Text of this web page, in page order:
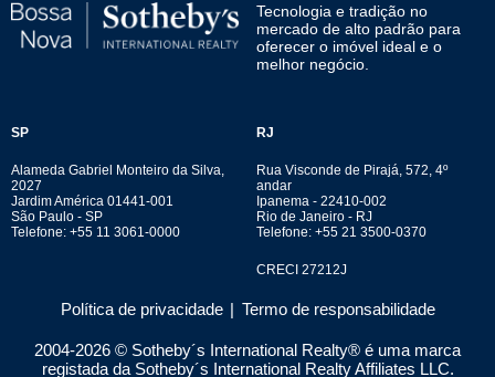
Tecnologia e tradição no
mercado de alto padrão para
oferecer o imóvel ideal e o
melhor negócio.
SP
Alameda Gabriel Monteiro da Silva,
2027
Jardim América 01441-001
São Paulo - SP
Telefone: +55 11 3061-0000
RJ
Rua Visconde de Pirajá, 572, 4º
andar
Ipanema - 22410-002
Rio de Janeiro - RJ
Telefone: +55 21 3500-0370
CRECI 27212J
Política de privacidade | Termo de responsabilidade
2004-2026 © Sotheby´s International Realty® é uma marca
registada da Sotheby´s International Realty Affiliates LLC.